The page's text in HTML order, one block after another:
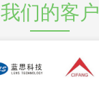
我们的客户